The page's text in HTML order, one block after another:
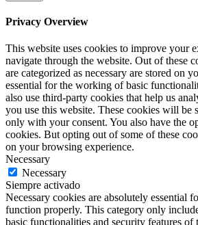
Privacy Overview
This website uses cookies to improve your
navigate through the website. Out of these
are categorized as necessary are stored on
essential for the working of basic
also use third-party cookies that help us
you use this website. These cookies will be
only with your consent. You also have the
cookies. But opting out of some of these
on your browsing experience.
Necessary
Necessary
Siempre activado
Necessary cookies are absolutely essential
function properly. This category only
basic functionalities and security features of